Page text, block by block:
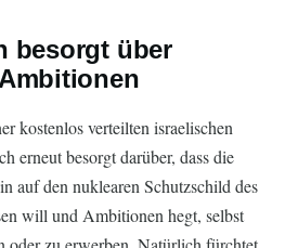
besorgt über
kostenlos verteilten israelischen
erneut besorgt darüber, dass die
auf den nuklearen Schutzschild des
will und Ambitionen hegt, selbst